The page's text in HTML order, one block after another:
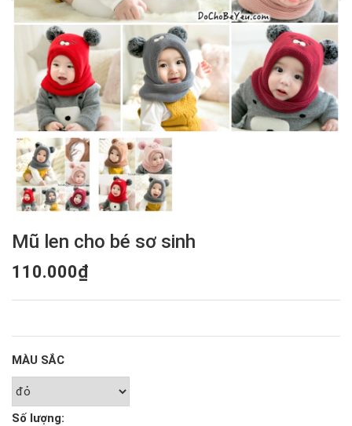
Mũ len cho bé sơ sinh
110.000₫
MÀU SẮC
Số lượng: